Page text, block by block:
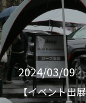
2024/03/09
【イベント出